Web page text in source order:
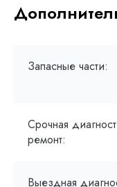
Запасные части:
Срочная
ремонт:
Выездная